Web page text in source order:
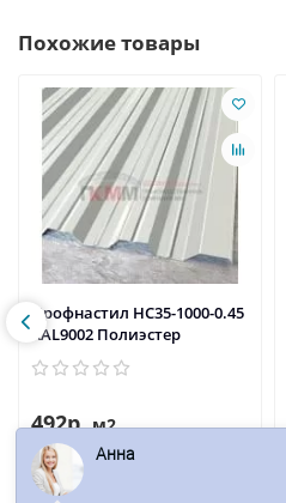
Похожие товары
Профнастил НС35-1000-0.45
RAL9002 Полиэстер
492р. м2
Анна